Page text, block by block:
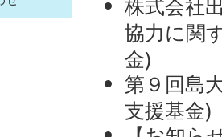
株式会社
協力に関
金)
第９回島
支援基金)